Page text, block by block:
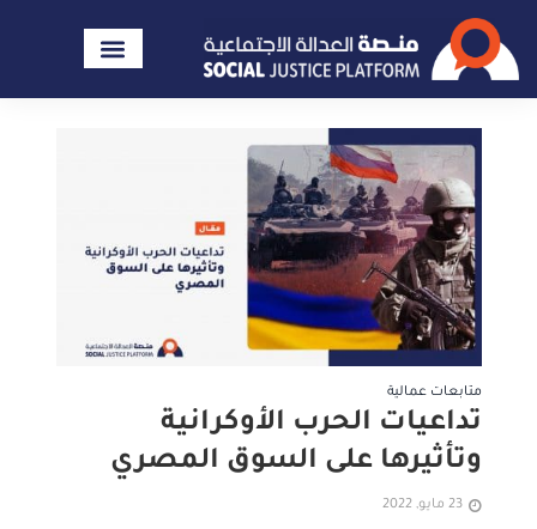
متابعات عمالية
تداعيات الحرب الأوكرانية
وتأثيرها على السوق المصري
23 مايو, 2022